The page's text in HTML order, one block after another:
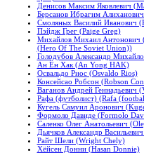
Денисов Максим Яковлевич
Берсанов Ибрагим
Смоляных Василий Иванович
Пэйдж Грег (Paige Greg)
Михайлов Михаил Антонович
(Hero Of The Soviet Union))
Голодубов Александр
Ан Ён Хак (An Yong HAK)
Освальдо Риос (Osvaldo Rios)
Консейсао Робсон (Robson
Ваганов Андрей Геннадьевич
Рафа (футболист) (Rafa
Кугель Самуил Аронович
Формоло Давиде (Formolo
Саленко Олег Анатольевич
Дьячков Александр
Райт Шели (Wright Chely)
Хёйсен Донни (Hasan Donnie)